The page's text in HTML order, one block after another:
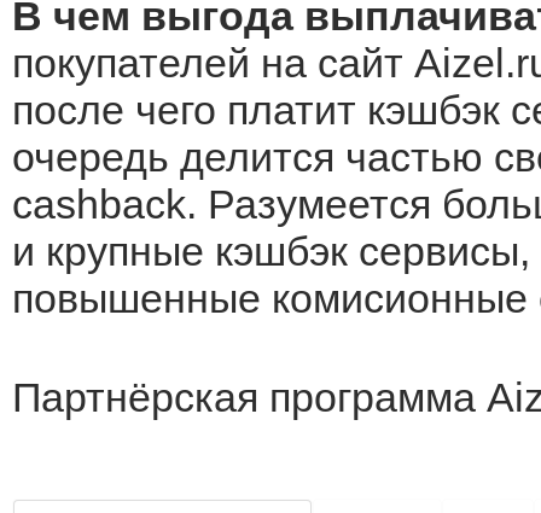
В чем выгода
покупателей на сайт
после чего платит кэшбэк
очередь делится частью
cashback. Разумеется
и крупные кэшбэк
повышенные комисионные
Партнёрская программа